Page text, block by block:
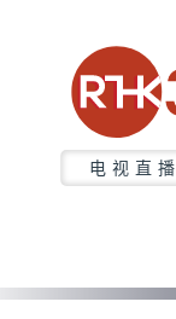
电视直播